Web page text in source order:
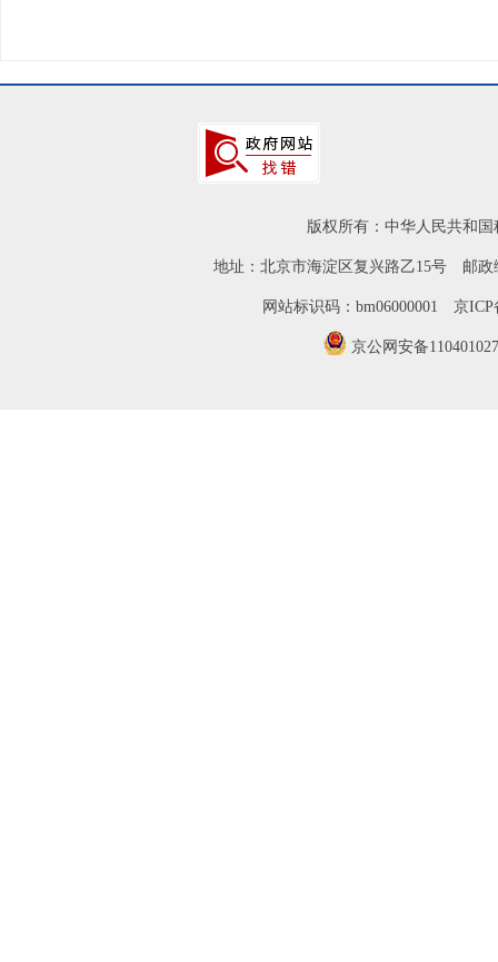
版权所有：中华人民共和
地址：北京市海淀区复兴路乙15号 邮
网站标识码：bm06000001 京ICP
京公网安备